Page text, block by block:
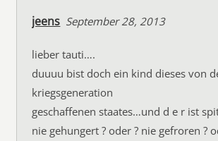
jeens September 28, 2013
lieber tauti….
duuuu bist doch ein kind dieses von
kriegsgeneration
geschaffenen staates…und d e r ist
nie gehungert ? oder ? nie gefroren ?